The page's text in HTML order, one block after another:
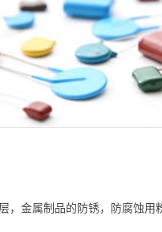
，金属制品的防锈，防腐蚀用